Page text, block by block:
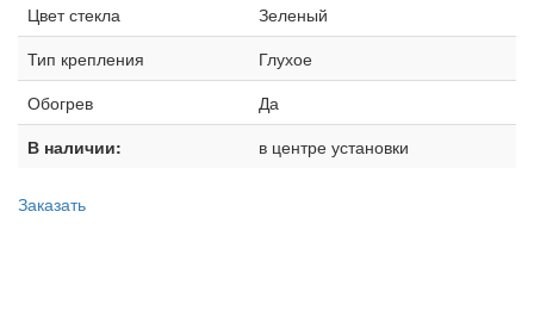
Цвет стекла
Зеленый
Тип крепления
Глухое
Обогрев
Да
В наличии:
в центре установки
Заказать